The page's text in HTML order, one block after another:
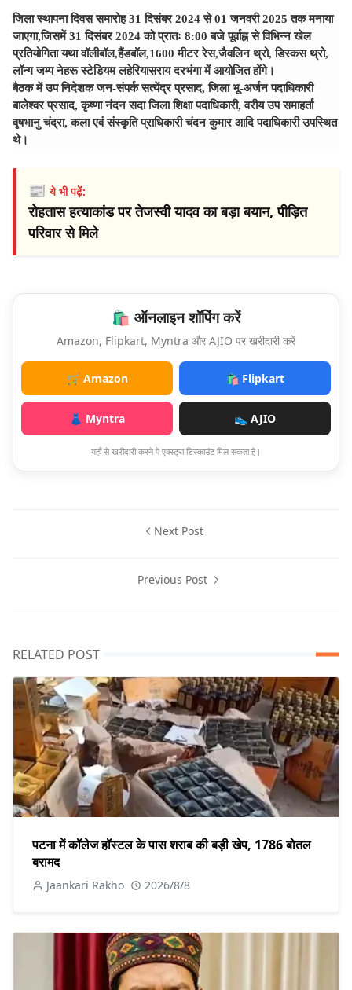
जिला स्थापना दिवस समारोह 31 दिसंबर 2024 से 01 जनवरी 2025 तक मनाया
जाएगा,जिसमें 31 दिसंबर 2024 को प्रातः 8:00 बजे पूर्वाह्न से विभिन्न खेल
प्रतियोगिता यथा वॉलीबॉल,हैंडबॉल,1600 मीटर रेस,जैवलिन थ्रो, डिस्कस थ्रो,
लॉन्ग जम्प नेहरू स्टेडियम लहेरियासराय दरभंगा में आयोजित होंगे।
बैठक में उप निदेशक जन-संपर्क सत्येंद्र प्रसाद, जिला भू-अर्जन पदाधिकारी
बालेश्वर प्रसाद, कृष्णा नंदन सदा जिला शिक्षा पदाधिकारी, वरीय उप समाहर्ता
वृषभानु चंद्रा, कला एवं संस्कृति प्राधिकारी चंदन कुमार आदि पदाधिकारी उपस्थित
थे।
📰ये भी पढ़ें:
रोहतास हत्याकांड पर तेजस्वी यादव का बड़ा बयान, पीड़ित
परिवार से मिले
🛍️ ऑनलाइन शॉपिंग करें
Amazon, Flipkart, Myntra और AJIO पर खरीदारी करें
🛒 Amazon 🛍️ Flipkart
👗 Myntra 👟 AJIO
यहाँ से खरीदारी करने पे एक्स्ट्रा डिस्काउंट मिल सकता है।
Next Post
Previous Post
RELATED POST
पटना में कॉलेज हॉस्टल के पास शराब की बड़ी खेप, 1786 बोतल
बरामद
Jaankari Rakho 2026/8/8